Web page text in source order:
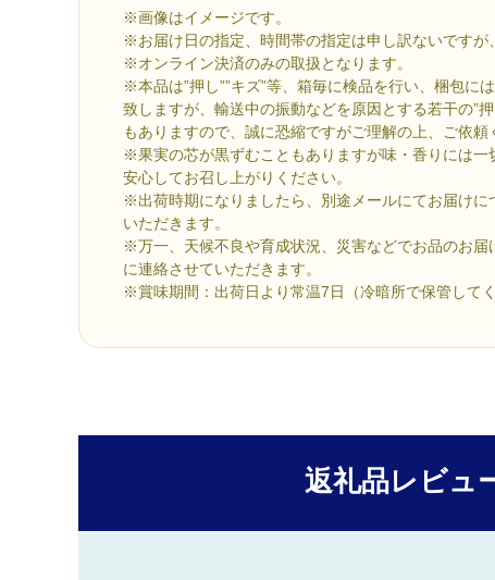
※画像はイメージです。
※お届け日の指定、時間帯の指定は申し訳ないですが
※オンライン決済のみの取扱となります。
※本品は”押し””キズ”等、箱毎に検品を行い、梱包に
致しますが、輸送中の振動などを原因とする若干の”押
もありますので、誠に恐縮ですがご理解の上、ご依頼
※果実の芯が黒ずむこともありますが味・香りには一
安心してお召し上がりください。
※出荷時期になりましたら、別途メールにてお届けに
いただきます。
※万一、天候不良や育成状況、災害などでお品のお届
に連絡させていただきます。
※賞味期間：出荷日より常温7日（冷暗所で保管してく
返礼品レビュ